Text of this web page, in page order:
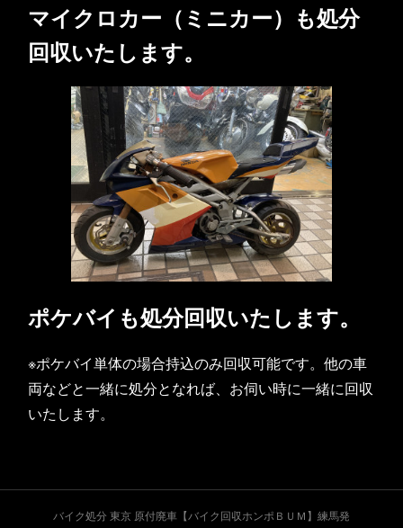
マイクロカー（ミニカー）も処分
回収いたします。
ポケバイも処分回収いたします。
※ポケバイ単体の場合持込のみ回収可能です。他の車
両などと一緒に処分となれば、お伺い時に一緒に回収
いたします。
バイク処分 東京 原付廃車【バイク回収ホンポＢＵＭ】練馬発